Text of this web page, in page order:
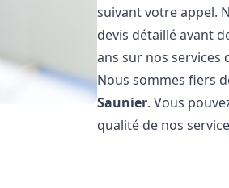
suivant votre appel.
devis détaillé avant
ans sur nos services
Nous sommes fiers
Saunier. Vous
qualité de nos